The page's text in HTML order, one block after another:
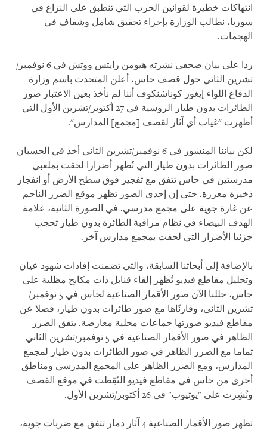
انتهاكات خطيرة لقوانين الحرب التي تنطبق على النزاع في
سوريا، نطالب الوزارة بإجراء تحقيق شامل وشفاف في
الهجمات.
ردا على بيان صحفي نشرته هيومن رايتس ووتش في 6 نوفمبر/
تشرين الثاني حول قصف حاس، أعلن المتحدث باسم وزارة
الدفاع اللواء إيغور كوناشنكوف أننا لم نأخذ بعين الاعتبار صور
الطائرات بدون طيار الروسية في 27 أكتوبر/تشرين الأول التي
أظهرت "غياب أي آثار لقصف [مجمع] المدارس".
لكن بياننا المنشور في 6 نوفمبر/تشرين الثاني أخذ في الحسبان
صور الطائرات بدون طيار التي تُظهر أضرارا لحقت بملعبي
مدرستين في حاس تتفق مع تفجير فوق سطح الأرض أو انفجار
ذخيرة معززة. حتى إن إحدى الصور تظهر موقع الضرر الناجم
عن غارة جوية على مجمع مدرسي. في الصورة الثانية، علامة
الهدف البيضاء في نظام مراقبة الطائرة بدون طيار تحجب
جزئيا الأضرار التي لحقت بمجمع مدارس آخر.
بالإضافة إلى أبحاثنا السابقة، والتي تضمنت إفادات شهود عيان
وتحليل مقاطع فيديو تُظهر إلقاء قنابل ذات مكابح مظلية على
حاس، حللنا الآن صور الأقمار الصناعية لحاس في 5 نوفمبر/
تشرين الثاني، وقارنّاها مع صور طائرات بدون طيار، فضلا عن
مقاطع فيديو صورتها جماعات محلية معارضة. يتفق الضرر
الظاهر في صور الأقمار الصناعية في 5 نوفمبر/تشرين الثاني
تماما مع الضرر الظاهر في صور الطائرات بدون طيار لمجمع
المدارس، ومع الضرر الظاهر على المجمع المدرسي ومناطق
أخرى من حاس في مقاطع فيديو التُقِطت في موقع القصف
ونُشِرت على "يوتيوب" في 26 أكتوبر/تشرين الأول.
تظهر صور الأقمار الصناعية 4 آثار دمار تتفق مع ضربات جوية،